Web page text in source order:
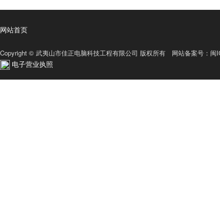
网站首页
Copyright © 武夷山市佳正电脑科技工程有限公司 版权所有 网站备案号： 闽
电子营业执照